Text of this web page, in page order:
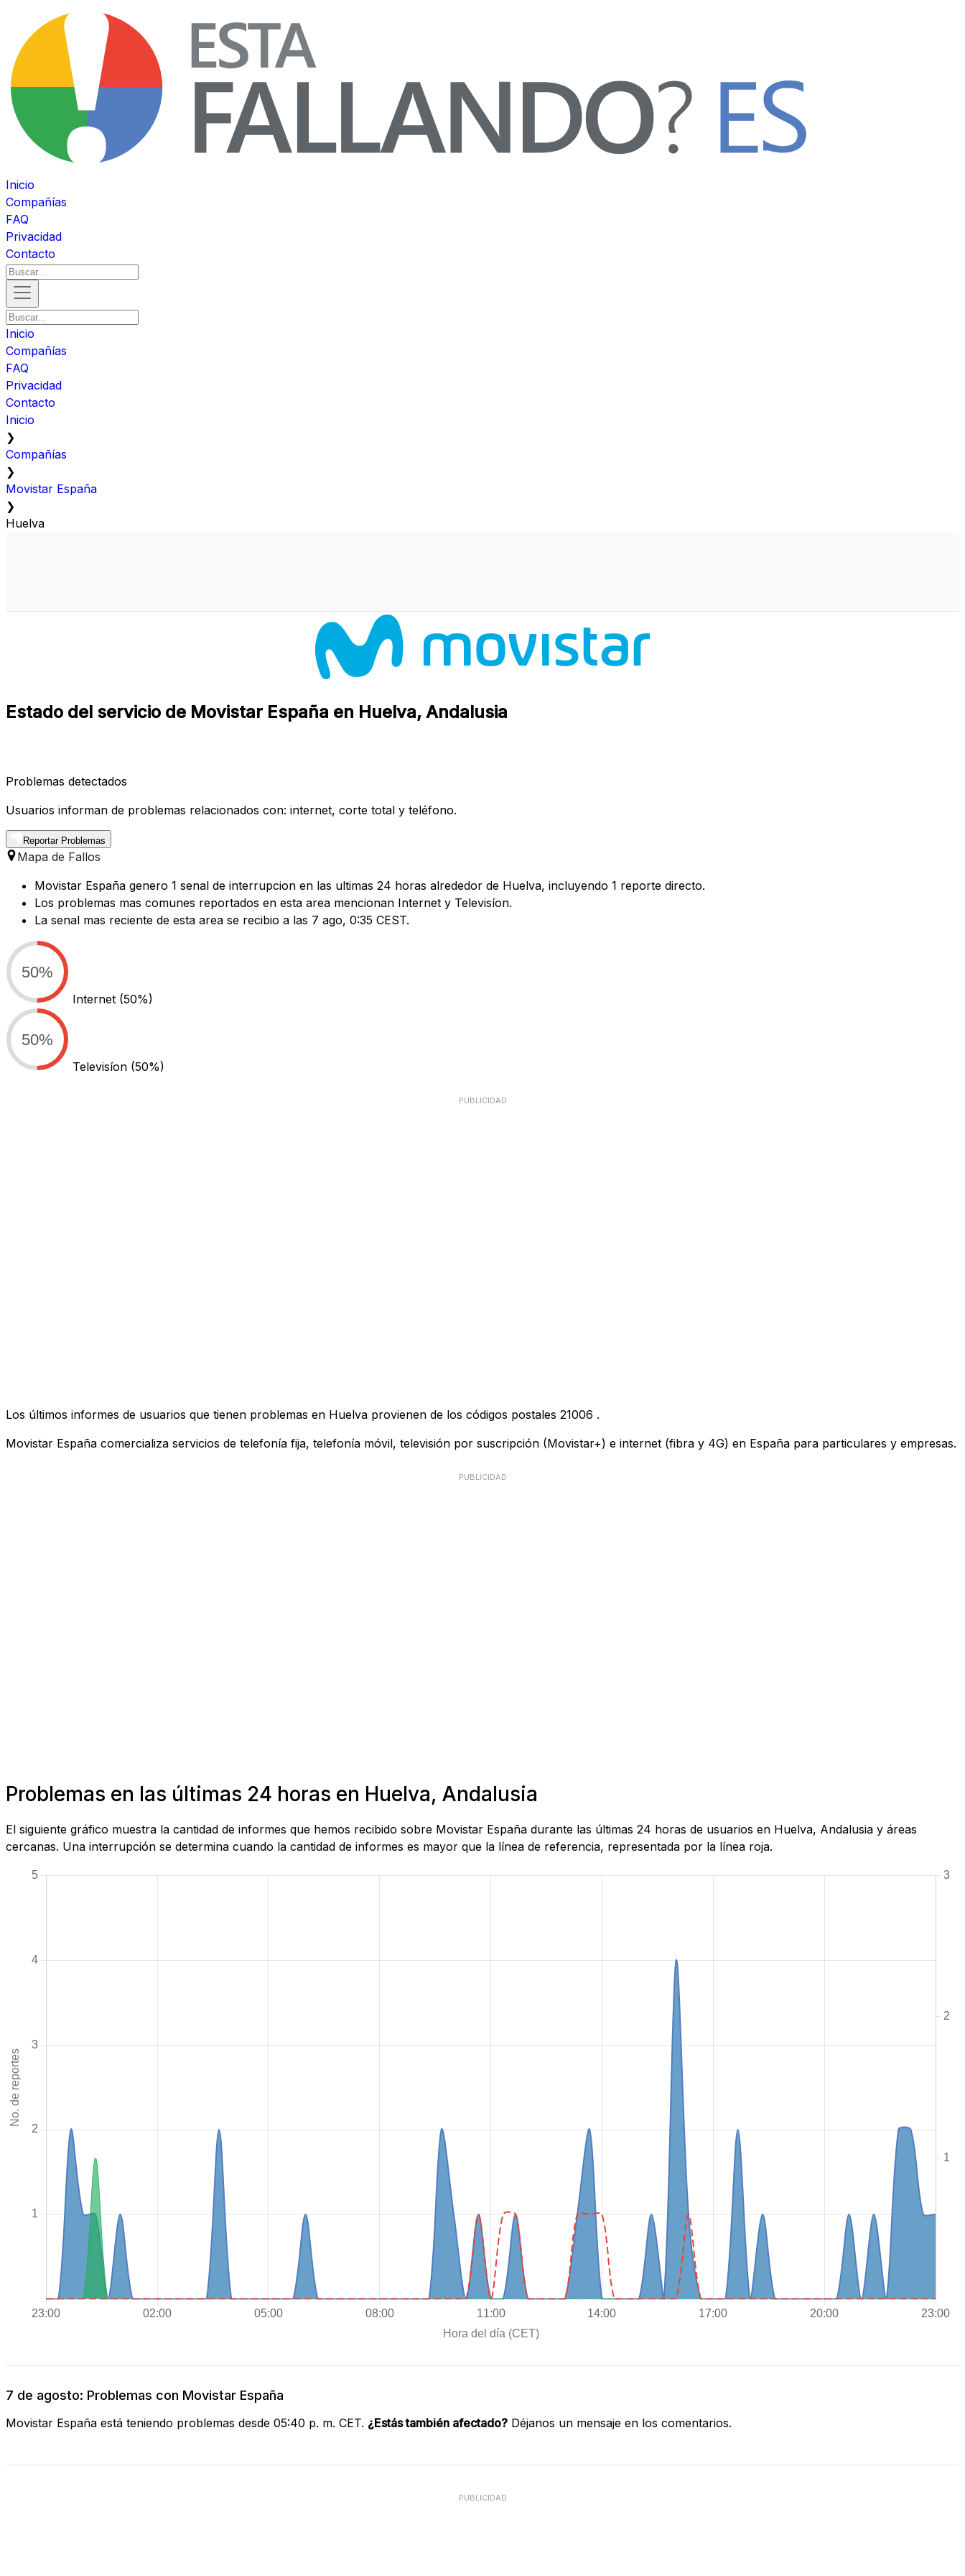
Inicio
Compañías
FAQ
Privacidad
Contacto
Inicio
Compañías
FAQ
Privacidad
Contacto
Inicio
❯
Compañías
❯
Movistar España
❯
Huelva
Estado del servicio de Movistar España en Huelva, Andalusia
Problemas detectados
Usuarios informan de problemas relacionados con: internet, corte total y teléfono.
Reportar Problemas
Mapa de Fallos
Movistar España genero 1 senal de interrupcion en las ultimas 24 horas alrededor de Huelva, incluyendo 1 reporte directo.
Los problemas mas comunes reportados en esta area mencionan Internet y Televisíon.
La senal mas reciente de esta area se recibio a las 7 ago, 0:35 CEST.
50%
Internet (50%)
50%
Televisíon (50%)
PUBLICIDAD
Los últimos informes de usuarios que tienen problemas en Huelva provienen de los códigos postales 21006 .
Movistar España comercializa servicios de telefonía fija, telefonía móvil, televisión por suscripción (Movistar+) e internet (fibra y 4G) en España para particulares y empresas.
PUBLICIDAD
Problemas en las últimas 24 horas en Huelva, Andalusia
El siguiente gráfico muestra la cantidad de informes que hemos recibido sobre Movistar España durante las últimas 24 horas de usuarios en Huelva, Andalusia y áreas
cercanas. Una interrupción se determina cuando la cantidad de informes es mayor que la línea de referencia, representada por la línea roja.
7 de agosto: Problemas con Movistar España
Movistar España está teniendo problemas desde 05:40 p. m. CET. ¿Estás también afectado? Déjanos un mensaje en los comentarios.
PUBLICIDAD